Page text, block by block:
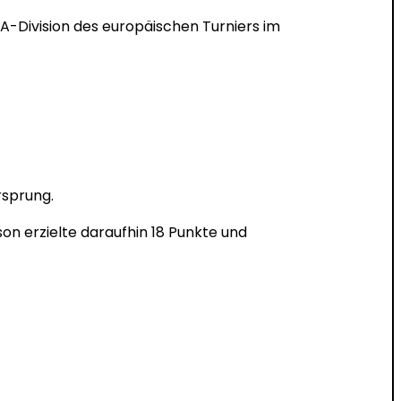
Division des europäischen Turniers im
erzielte daraufhin 18 Punkte und